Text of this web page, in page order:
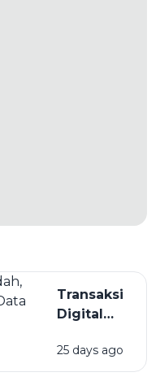
Transaksi
Digital
Mudah,
Bagaimana
25 days ago